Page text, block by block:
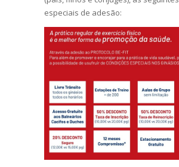
especiais de adesão: